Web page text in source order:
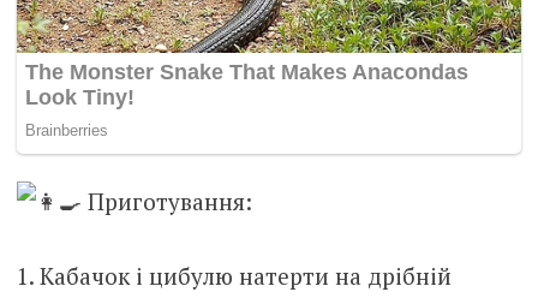
Приготування:
1. Кабачок і цибулю натерти на дрібній